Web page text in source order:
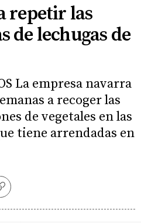
repetir las
de lechugas de
La empresa navarra
a recoger las
de vegetales en las
tiene arrendadas en
Copiar